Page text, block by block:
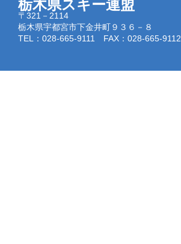
栃木県スキー連盟
〒321－2114
栃木県宇都宮市下金井町９３６－８
TEL：028-665-9111 FAX：028-665-9112